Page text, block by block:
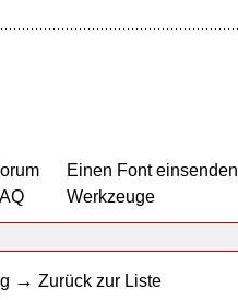
Einen Font einsenden
Werkzeuge
→ Zurück zur Liste